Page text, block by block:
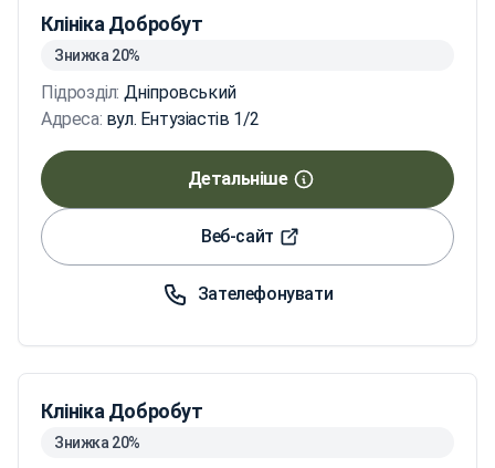
Клініка Добробут
Знижка 20%
Підрозділ: Дніпровський
Адреса: вул. Ентузіастів 1/2
Детальніше
Веб-сайт
Зателефонувати
Клініка Добробут
Знижка 20%